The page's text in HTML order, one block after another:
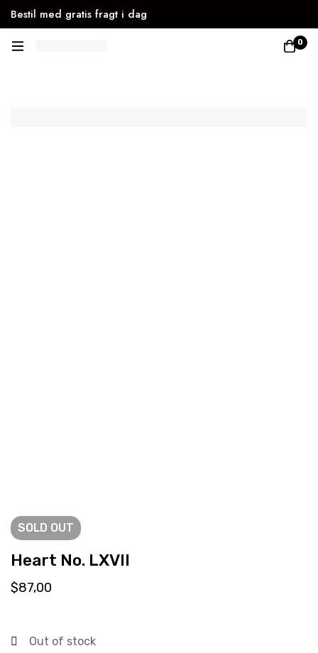
Bestil med gratis fragt i dag
0
SOLD OUT
Heart No. LXVII
$87,00
Out of stock